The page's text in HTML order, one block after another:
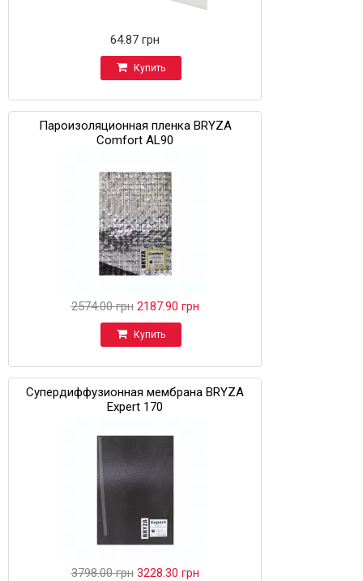
64.87 грн
Купить
Пароизоляционная пленка BRYZA
Comfort AL90
2574.00 грн 2187.90 грн
Купить
Супердиффузионная мембрана BRYZA
Expert 170
3798.00 грн 3228.30 грн